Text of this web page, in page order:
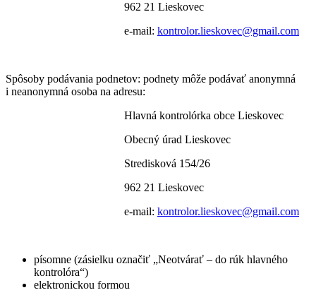
962 21 Lieskovec
e-mail: kontrolor.lieskovec@gmail.com
Spôsoby podávania podnetov: podnety môže podávať anonymná
i neanonymná osoba na adresu:
Hlavná kontrolórka obce Lieskovec
Obecný úrad Lieskovec
Stredisková 154/26
962 21 Lieskovec
e-mail: kontrolor.lieskovec@gmail.com
písomne (zásielku označiť „Neotvárať – do rúk hlavného
kontrolóra“)
elektronickou formou